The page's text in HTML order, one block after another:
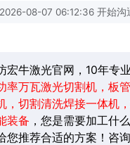
2026-08-07 06:12:36 开始沟
宏牛激光官网，10年专
率万瓦激光切割机，板
，切割清洗焊接一体机
装备 ，您是需要加工什
您推荐合适的方案！咨询